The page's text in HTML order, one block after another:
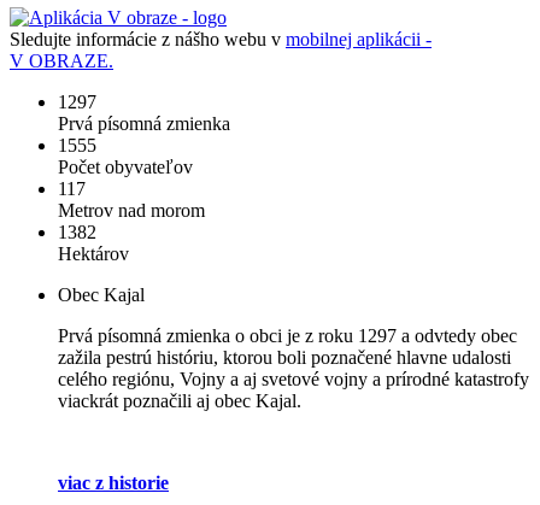
Sledujte informácie z nášho webu v mobilnej aplikácii -
V OBRAZE.
1297
Prvá písomná zmienka
1555
Počet obyvateľov
117
Metrov nad morom
1382
Hektárov
Obec Kajal
Prvá písomná zmienka o obci je z roku 1297 a odvtedy obec
zažila pestrú históriu, ktorou boli poznačené hlavne udalosti
celého regiónu, Vojny a aj svetové vojny a prírodné katastrofy
viackrát poznačili aj obec Kajal.
viac z historie